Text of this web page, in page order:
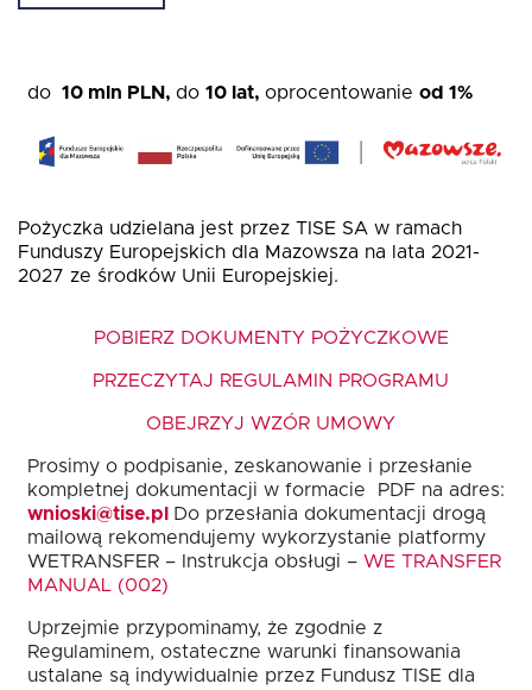
Dokumenty
Rekrutujemy
Kontakt
EN
do 10 mln PLN, do 10 lat, oprocentowanie od 1%
Pożyczka udzielana jest przez TISE SA w ramach
Funduszy Europejskich dla Mazowsza na lata 2021-
2027 ze środków Unii Europejskiej.
POBIERZ DOKUMENTY POŻYCZKOWE
PRZECZYTAJ REGULAMIN PROGRAMU
OBEJRZYJ WZÓR UMOWY
Prosimy o podpisanie, zeskanowanie i przesłanie
kompletnej dokumentacji w formacie PDF na adres:
wnioski@tise.pl Do przesłania dokumentacji drogą
mailową rekomendujemy wykorzystanie platformy
WETRANSFER – Instrukcja obsługi – WE TRANSFER
MANUAL (002)
Uprzejmie przypominamy, że zgodnie z
Regulaminem, ostateczne warunki finansowania
ustalane są indywidualnie przez Fundusz TISE dla